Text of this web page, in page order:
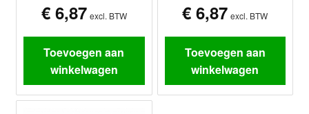
€6,87 excl. BTW
Toevoegen aan
winkelwagen
€ 6,87 excl. BTW
Toevoegen aan
winkelwagen